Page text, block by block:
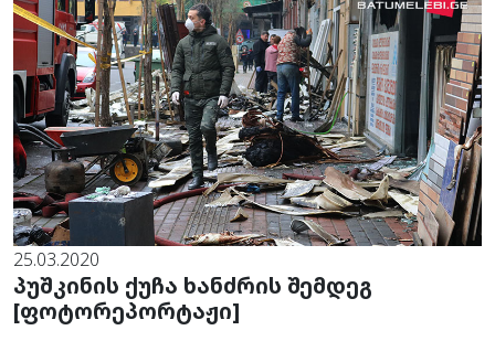
25.03.2020
პუშკინის ქუჩა ხანძრის შემდეგ
[ფოტორეპორტაჟი]